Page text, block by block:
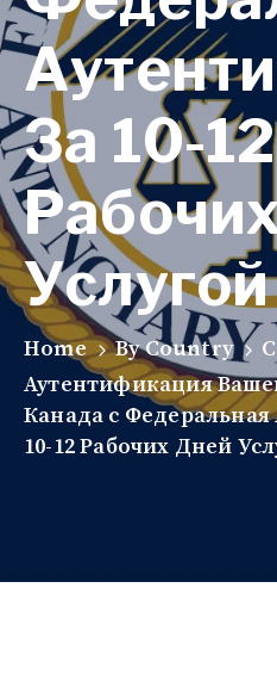
За 10-12
Услугой
Home By Country
Аутентификация
Канада с
10-12 Рабочих Дней